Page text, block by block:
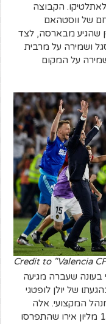
הקבוצה
של ווסטהאם
שהגיע מבארסה, לצד
ושמירה על מרבית
על המקום
Credit to "Valencia
שעברה מגיעה
של יולן לופטגי
המקצועי. אלה
הביאו רכש רב שמוערך בלא פחות מ-134 מליון אירו שהתפרסו